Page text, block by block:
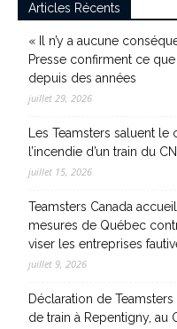
Articles Récents
« Il n’y a aucune
Presse confirment ce
depuis des années
juillet 29, 2026
Les Teamsters saluent
l’incendie d’un train du
juillet 15, 2026
Teamsters Canada
mesures de Québec
viser les entreprises
juillet 9, 2026
Déclaration de
de train à Repentigny, au